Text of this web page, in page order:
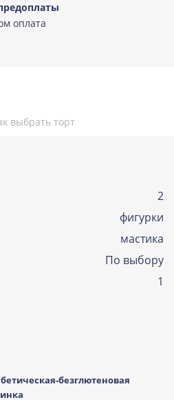
оплата
выбрать торт
2
фигурки
мастика
По выбору
1
безглютеновая